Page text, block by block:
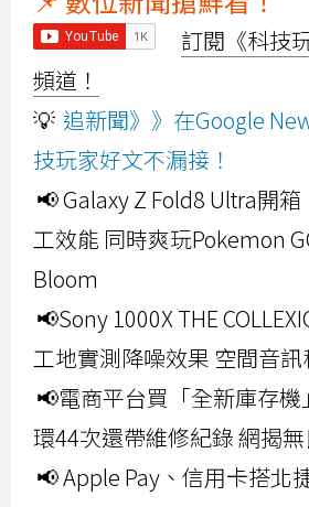
訂閱《科技
頻道！
💡 追新聞》》在Google
技玩家好文不漏接！
📢 Galaxy Z Fold8 Ultra開
工效能 同時爽玩Pokemon
Bloom
📢Sony 1000X THE
工地實測降噪效果 空間音
📢電商平台買「全新庫存
環44次還帶維修紀錄 網揭
📢 Apple Pay、信用卡搭北